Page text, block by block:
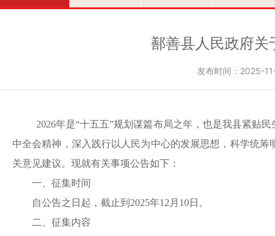
鄯善县人民政府
发布时间： 2025-
2026年是“十五五”规划谋篇布局之年，也是我县紧贴民
中全会精神，深入践行以人民为中心的发展思想，科学统
关意见建议。现就有关事项公告如下：
一、征集时间
自公告之日起，截止到 2025年12月 10日。
二、征集内容